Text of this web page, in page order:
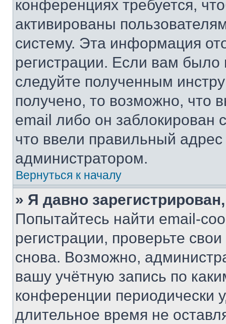
конференциях требуется,
активированы
систему. Эта информация
регистрации. Если вам
следуйте полученным
получено, то возможно, что
email либо он
что ввели правильный адрес
администратором.
Вернуться к началу
» Я давно
Попытайтесь найти email-
регистрации, проверьте
снова. Возможно,
вашу учётную запись по
конференции периодически
длительное время не